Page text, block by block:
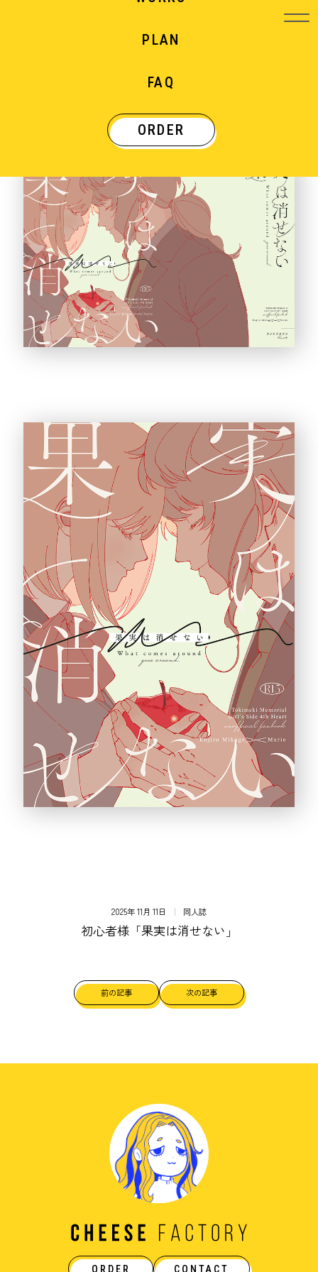
PLAN
FAQ
ORDER
WORKS
制作実績
2025年 11月 11日 同人誌
初心者様「果実は消せない」
前の記事 次の記事
ORDER CONTACT